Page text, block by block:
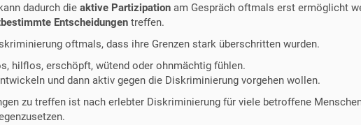
dadurch die aktive Partizipation am Gespräch oftmals erst ermöglicht
Entscheidungen treffen.
oftmals, dass ihre Grenzen stark überschritten wurden.
hilflos, erschöpft, wütend oder ohnmächtig fühlen.
und dann aktiv gegen die Diskriminierung vorgehen wollen.
zu treffen ist nach erlebter Diskriminierung für viele betroffene